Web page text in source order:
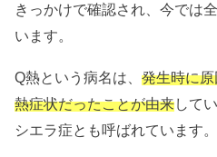
きっかけで確認され、今では
います。
Q熱という病名は、発生時に
熱症状だったことが由来して
シエラ症とも呼ばれています。